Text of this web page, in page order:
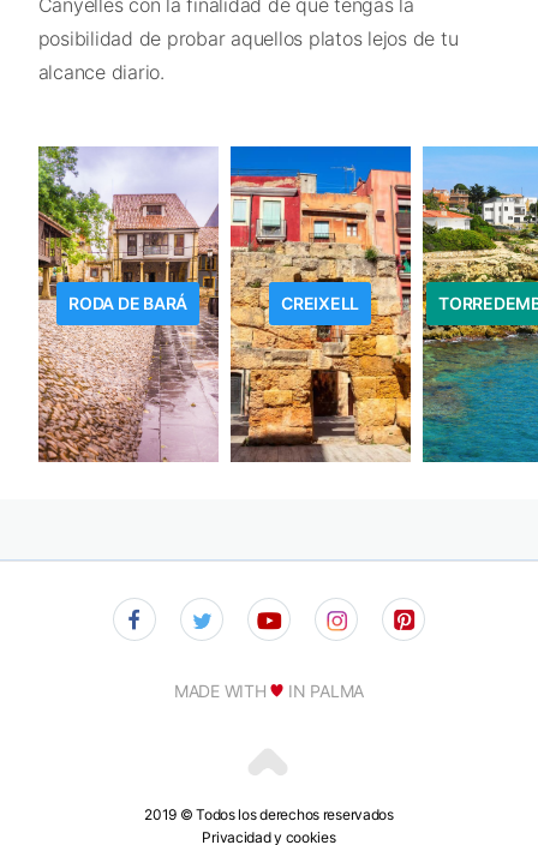
Canyelles con la finalidad de que tengas la
posibilidad de probar aquellos platos lejos de tu
alcance diario.
RODA DE BARÁ CREIXELL
2019 © Todos los derechos reservados
Privacidad y cookies
MADE WITH IN PALMA